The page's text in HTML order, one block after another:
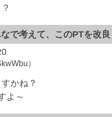
で考えて、このPTを改
）
かね？
よ～